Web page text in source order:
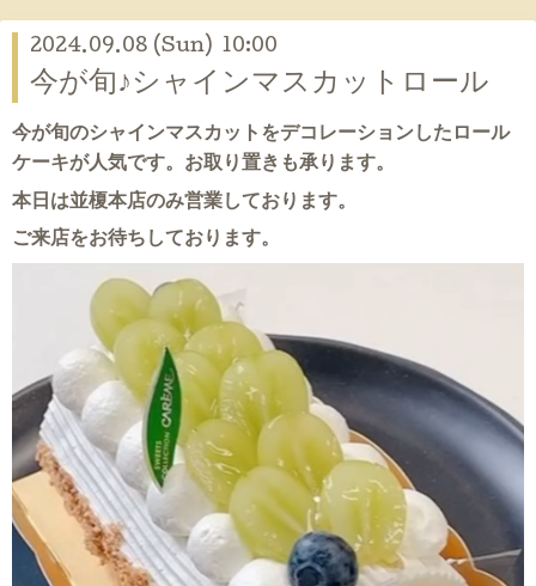
2024.09.08 (Sun) 10:00
今が旬♪シャインマスカットロール
今が旬のシャインマスカットをデコレーションしたロール
ケーキが人気です。お取り置きも承ります。
本日は並榎本店のみ営業しております。
ご来店をお待ちしております。